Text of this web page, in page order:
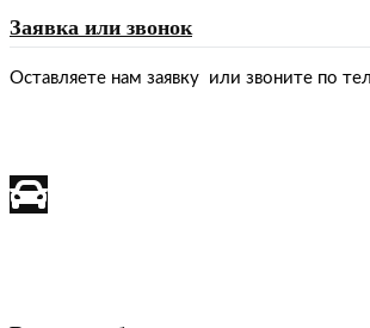
Заявка или звонок
Оставляете нам заявку или звоните по